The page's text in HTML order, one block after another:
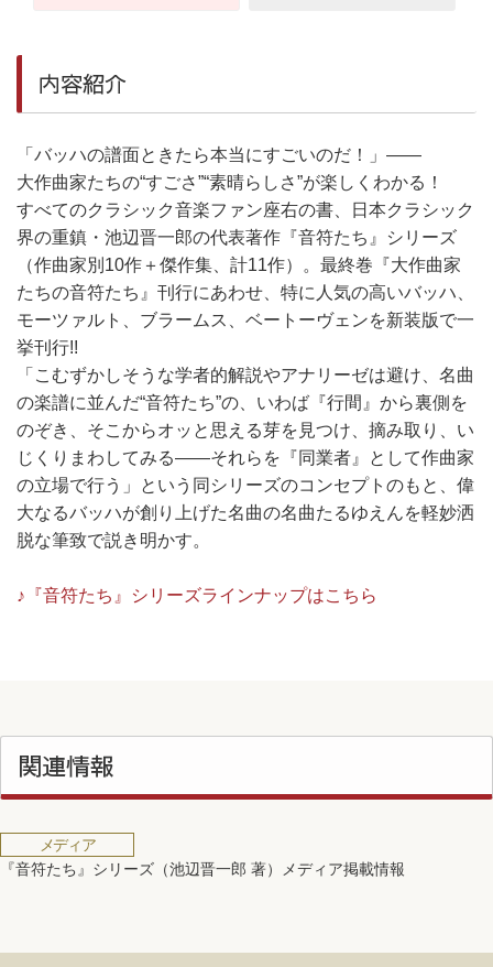
内容紹介
「バッハの譜面ときたら本当にすごいのだ！」――
大作曲家たちの“すごさ”“素晴らしさ”が楽しくわかる！
すべてのクラシック音楽ファン座右の書、日本クラシック
界の重鎮・池辺晋一郎の代表著作『音符たち』シリーズ
（作曲家別10作＋傑作集、計11作）。最終巻『大作曲家
たちの音符たち』刊行にあわせ、特に人気の高いバッハ、
モーツァルト、ブラームス、ベートーヴェンを新装版で一
挙刊行!!
「こむずかしそうな学者的解説やアナリーゼは避け、名曲
の楽譜に並んだ“音符たち”の、いわば『行間』から裏側を
のぞき、そこからオッと思える芽を見つけ、摘み取り、い
じくりまわしてみる――それらを『同業者』として作曲家
の立場で行う」という同シリーズのコンセプトのもと、偉
大なるバッハが創り上げた名曲の名曲たるゆえんを軽妙洒
脱な筆致で説き明かす。
♪『音符たち』シリーズラインナップはこちら
関連情報
メディア
『音符たち』シリーズ（池辺晋一郎 著）メディア掲載情報